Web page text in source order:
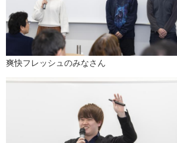
爽快フレッシュのみなさん